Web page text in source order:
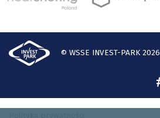
© WSSE INVEST-PARK 2026